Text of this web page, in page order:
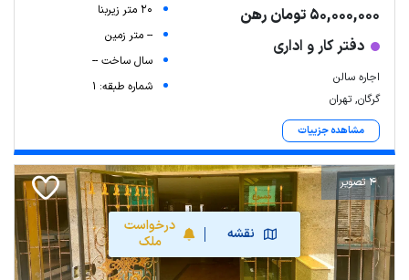
نقشه
درخواست
ملک
50,000,000 تومان رهن
دفتر کار و اداری
اجاره سالن
گرگان, تهران
مشاهده جزییات
20 متر زیربنا
-- متر زمین
سال ساخت --
شماره طبقه: 1
4 تصویر